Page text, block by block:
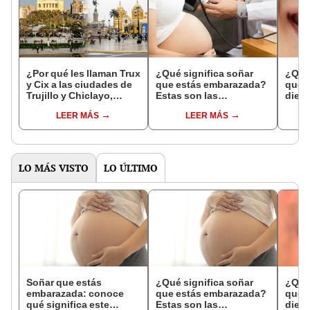
¿Por qué les llaman Trux
y Cix a las ciudades de
Trujillo y Chiclayo,
LEER MÁS
¿Qué significa soñar
que estás embarazada?
Estas son las
comunesLEER MÁS
que
LO MÁS VISTO LO ÚLTIMO
Soñar que estás
embarazada: conoce
qué significa este
¿Qué significa soñar
que estás embarazada?
Estas son las
que